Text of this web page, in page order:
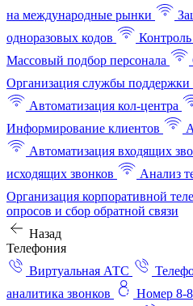
на международные рынки
одноразовых кодов
Контроль
Массовый подбор персонала
Организация службы поддержки
Автоматизация кол-центра
Информирование клиентов
Автоматизация входящих
исходящих звонков
Анализ
Организация корпоративной
опросов и сбор обратной связи
Назад
Телефония
Виртуальная АТС
аналитика звонков
Номер 8-